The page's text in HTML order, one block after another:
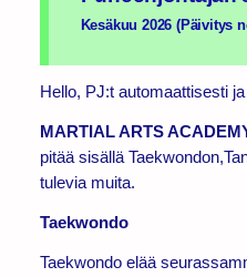
Kesäkuu 2026 (Päivitys
Hello, PJ:t automaattisesti
MARTIAL ARTS
pitää sisällä
tulevia muita.
Taekwondo
Taekwondo elää